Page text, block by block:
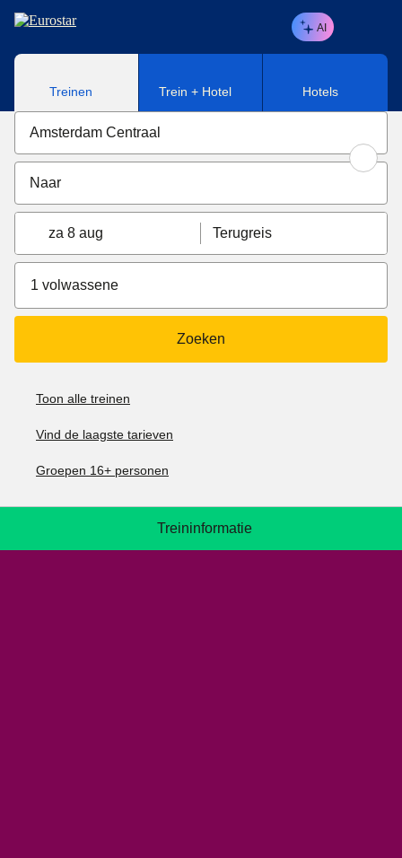
Naar hoofdinhoud
AI
Treinen Trein + Hotel Hotels
za 8 aug Terugreis
1 volwassene
Zoeken
Toon alle treinen
Vind de laagste tarieven
Groepen 16+ personen
Treininformatie